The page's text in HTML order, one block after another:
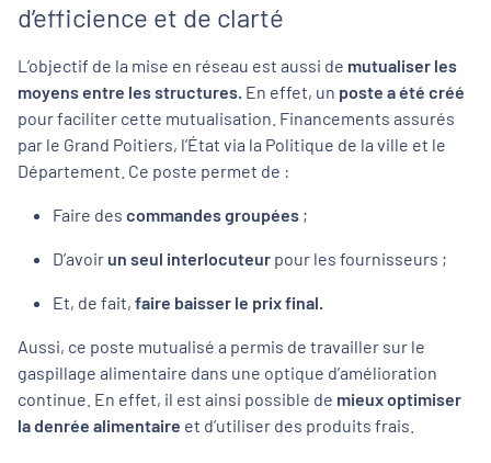
d’efficience et de clarté
L’objectif de la mise en réseau est aussi de mutualiser les
moyens entre les structures. En effet, un poste a été créé
pour faciliter cette mutualisation. Financements assurés
par le Grand Poitiers, l’État via la Politique de la ville et le
Département. Ce poste permet de :
Faire des commandes groupées ;
D’avoir un seul interlocuteur pour les fournisseurs ;
Et, de fait, faire baisser le prix final.
Aussi, ce poste mutualisé a permis de travailler sur le
gaspillage alimentaire dans une optique d’amélioration
continue. En effet, il est ainsi possible de mieux optimiser
la denrée alimentaire et d’utiliser des produits frais.